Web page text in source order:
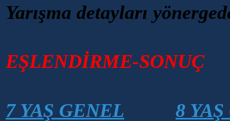
Yarışma detayları
EŞLENDİRME-SONUÇ
7 YAŞ GENEL
8